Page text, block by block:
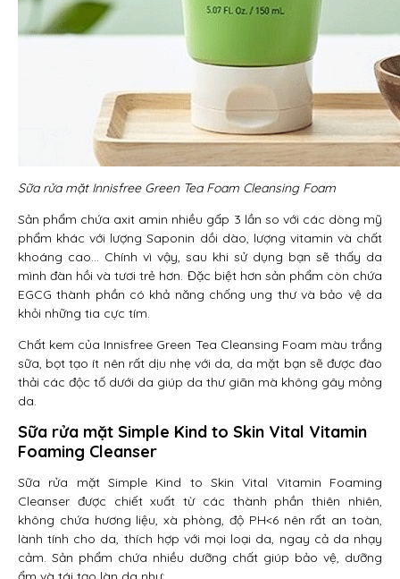
Sữa rửa mặt Innisfree Green Tea Foam Cleansing Foam
Sản phẩm chứa axit amin nhiều gấp 3 lần so với các dòng mỹ
phẩm khác với lượng Saponin dồi dào, lượng vitamin và chất
khoáng cao… Chính vì vậy, sau khi sử dụng bạn sẽ thấy da
mình đàn hồi và tươi trẻ hơn. Đặc biệt hơn sản phẩm còn chứa
EGCG thành phần có khả năng chống ung thư và bảo vệ da
khỏi những tia cực tím.
Chất kem của Innisfree Green Tea Cleansing Foam màu trắng
sữa, bọt tạo ít nên rất dịu nhẹ với da, da mặt bạn sẽ được đào
thải các độc tố dưới da giúp da thư giãn mà không gây mỏng
da.
Sữa rửa mặt Simple Kind to Skin Vital Vitamin
Foaming Cleanser
Sữa rửa mặt Simple Kind to Skin Vital Vitamin Foaming
Cleanser được chiết xuất từ các thành phần thiên nhiên,
không chứa hương liệu, xà phòng, độ PH<6 nên rất an toàn,
lành tính cho da, thích hợp với mọi loại da, ngay cả da nhạy
cảm. Sản phẩm chứa nhiều dưỡng chất giúp bảo vệ, dưỡng